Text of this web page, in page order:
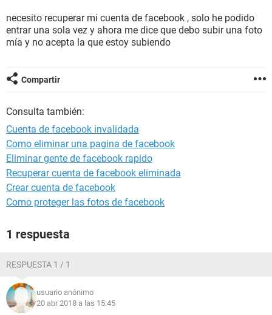
necesito recuperar mi cuenta de facebook , solo he podido
entrar una sola vez y ahora me dice que debo subir una foto
mía y no acepta la que estoy subiendo
Compartir
Consulta también:
Cuenta de facebook invalidada
Como eliminar una pagina de facebook
Eliminar gente de facebook rapido
Recuperar cuenta de facebook eliminada
Crear cuenta de facebook
Como proteger las fotos de facebook
1 respuesta
RESPUESTA 1 / 1
usuario anónimo
20 abr 2018 a las 15:45